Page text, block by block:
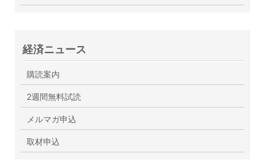
経済ニュース
購読案内
2週間無料試読
メルマガ申込
取材申込